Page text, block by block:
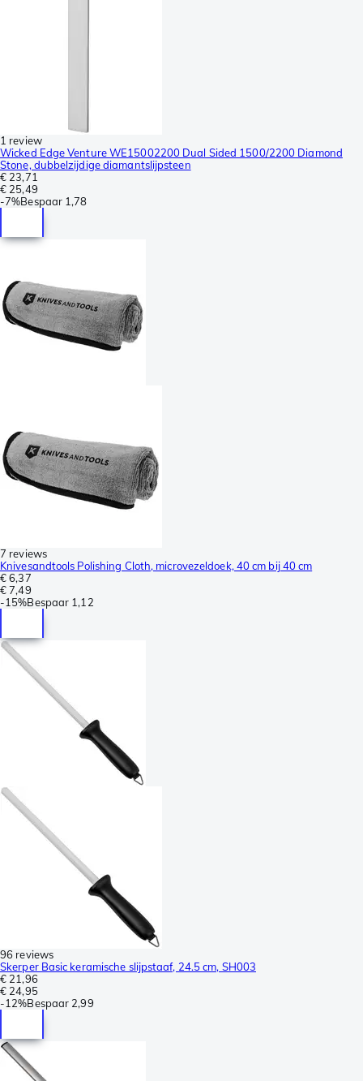
1 review
Wicked Edge Venture WE15002200 Dual Sided 1500/2200 Diamond
Stone, dubbelzijdige diamantslijpsteen
€ 23,71
€ 25,49
-7%Bespaar 1,78
7 reviews
Knivesandtools Polishing Cloth, microvezeldoek, 40 cm bij 40 cm
€ 6,37
€ 7,49
-15%Bespaar 1,12
96 reviews
Skerper Basic keramische slijpstaaf, 24.5 cm, SH003
€ 21,96
€ 24,95
-12%Bespaar 2,99